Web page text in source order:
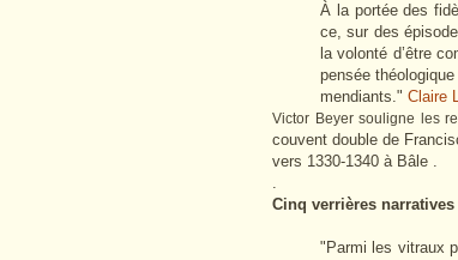
À la portée des
ce, sur des
la volonté d’être
pensée
mendiants." Claire
Victor Beyer souligne les
couvent double de
vers 1330-1340 à Bâle .
.
Cinq verrières
"Parmi les vitraux